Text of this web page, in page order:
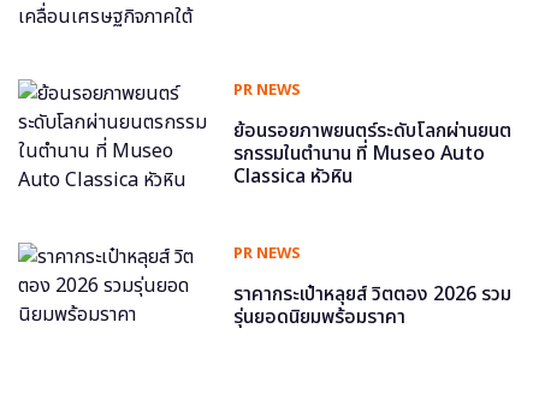
PR NEWS
ย้อนรอยภาพยนตร์ระดับโลกผ่านยนต
รกรรมในตำนาน ที่ Museo Auto
Classica หัวหิน
PR NEWS
ราคากระเป๋าหลุยส์ วิตตอง 2026 รวม
รุ่นยอดนิยมพร้อมราคา